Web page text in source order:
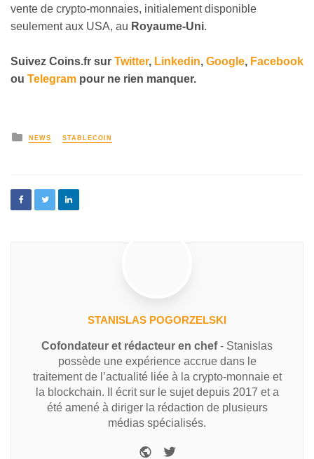
vente de crypto-monnaies, initialement disponible
seulement aux USA, au Royaume-Uni.
Suivez Coins.fr sur Twitter, Linkedin, Google, Facebook
ou Telegram pour ne rien manquer.
NEWS STABLECOIN
STANISLAS POGORZELSKI
Cofondateur et rédacteur en chef- Stanislas
possède une expérience accrue dans le
traitement de l’actualité liée à la crypto-monnaie et
la blockchain. Il écrit sur le sujet depuis 2017 et a
été amené à diriger la rédaction de plusieurs
médias spécialisés.